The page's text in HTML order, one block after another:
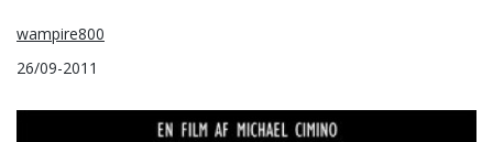
Scope
2020
wampire800
26/09-2011